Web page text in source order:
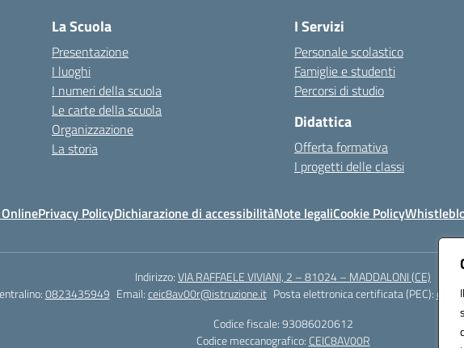
La Scuola
Presentazione
I luoghi
I numeri della scuola
Le carte della scuola
Organizzazione
La storia
I Servizi
Personale scolastico
Famiglie e studenti
Percorsi di studio
Didattica
Offerta formativa
I progetti delle classi
Privacy PolicyDichiarazione di accessibilitàNote legaliCookie Policy
Indirizzo:VIA RAFFAELE VIVIANI, 2 – 81024 – MADDALONI (CE)
0823435949 Email:ceic8av00r@istruzione.it Posta elettronica certificata (PEC):
Codice fiscale: 93086020612
Codice meccanografico: CEIC8AV00R